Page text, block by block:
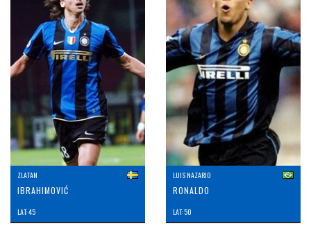
ZLATAN
IBRAHIMOVIĆ
LAT: 45
LUIS NAZARIO
RONALDO
LAT: 50